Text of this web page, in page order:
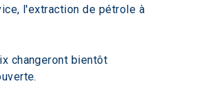
l'extraction de pétrole à
changeront bientôt